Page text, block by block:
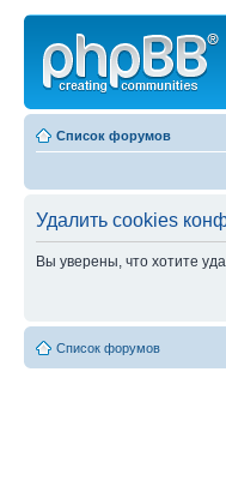
Список форумов
Удалить cookies
Вы уверены, что хотите
Список форумов